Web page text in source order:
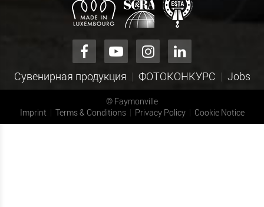
Сувенирная продукция ФОТОКОНКУРС Jobs
© Faymonville
Imprint
Terms & Conditions Privacy Policy Cookie Notice